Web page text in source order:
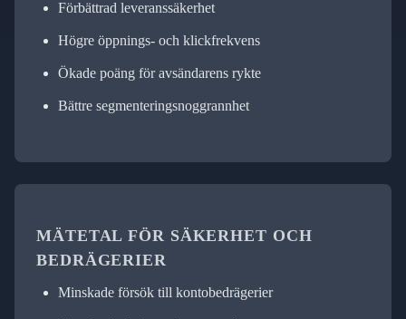
Förbättrad leveranssäkerhet
Högre öppnings- och klickfrekvens
Ökade poäng för avsändarens rykte
Bättre segmenteringsnoggrannhet
MÄTETAL FÖR SÄKERHET OCH
BEDRÄGERIER
Minskade försök till kontobedrägerier